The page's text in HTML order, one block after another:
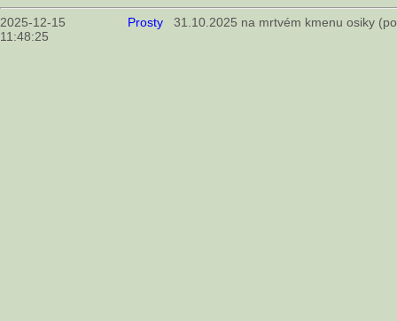
2025-12-15
11:48:25
Prosty 31.10.2025 na mrtvém kmenu osiky